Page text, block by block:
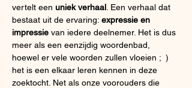
vertelt een uniek verhaal . Een verhaal dat
bestaat uit de ervaring: expressie en
impressie van iedere deelnemer. Het is dus
meer als een eenzijdig woordenbad,
hoewel er vele woorden zullen vloeien ;  )
het is een elkaar leren kennen in deze
zoektocht. Net als onze voorouders die